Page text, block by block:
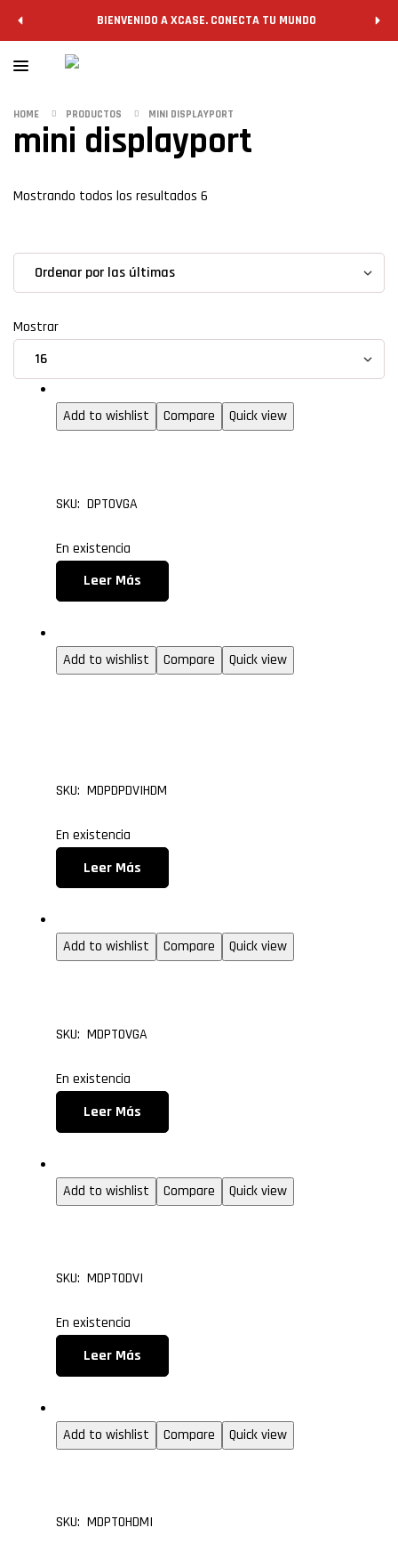
BIENVENIDO A XCASE. CONECTA TU MUNDO
HOME PRODUCTOS MINI DISPLAYPORT
mini displayport
Mostrando todos los resultados 6
Mostrar
Add to wishlist
Compare Quick view
SKU: DPTOVGA
En existencia
Leer Más
Add to wishlist
Compare Quick view
SKU: MDPDPDVIHDM
En existencia
Leer Más
Add to wishlist
Compare Quick view
SKU: MDPTOVGA
En existencia
Leer Más
Add to wishlist
Compare Quick view
SKU: MDPTODVI
En existencia
Leer Más
Add to wishlist
Compare Quick view
SKU: MDPTOHDMI